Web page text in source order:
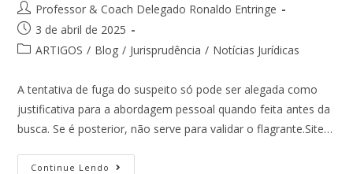
Professor & Coach Delegado Ronaldo Entringe
3 de abril de 2025
ARTIGOS / Blog / Jurisprudência / Notícias Jurídicas
A tentativa de fuga do suspeito só pode ser alegada como
justificativa para a abordagem pessoal quando feita antes da
busca. Se é posterior, não serve para validar o flagrante.Site…
Continue Lendo